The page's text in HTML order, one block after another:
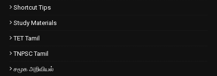
Shortcut Tips
Study Materials
TET Tamil
TNPSC Tamil
சமூக அறிவியல்